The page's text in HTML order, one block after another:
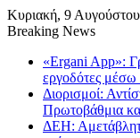
Κυριακή, 9
Breaking News
«Ergani App»:
εργοδότες μέσω
Διορισμοί:
Πρωτοβάθμια
ΔΕΗ: